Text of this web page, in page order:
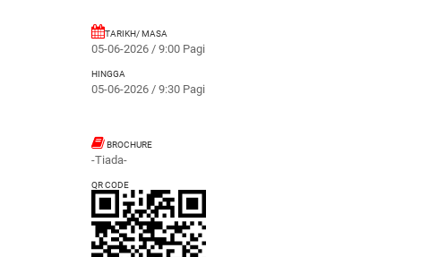
TARIKH/ MASA
05-06-2026 / 9:00 Pagi
HINGGA
05-06-2026 / 9:30 Pagi
BROCHURE
-Tiada-
QR CODE